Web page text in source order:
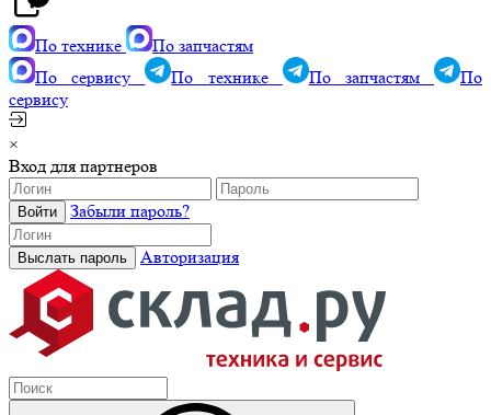
По технике
По запчастям
По сервису
По технике По запчастям
По
сервису
×
Вход для партнеров
Забыли пароль?
Авторизация